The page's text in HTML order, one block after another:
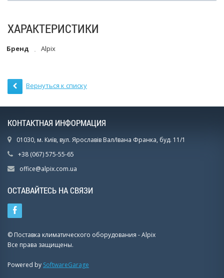
ХАРАКТЕРИСТИКИ
Бренд Alpix
Вернуться к списку
КОНТАКТНАЯ ИНФОРМАЦИЯ
01030, м. Київ, вул. Ярославів Вал/Івана Франка, буд. 11/1
+38 (067) 575-55-65
office@alpix.com.ua
ОСТАВАЙТЕСЬ НА СВЯЗИ
© Поставка климатического оборудования - Alpix
Все права защищены.
Powered by SoftwareGarage